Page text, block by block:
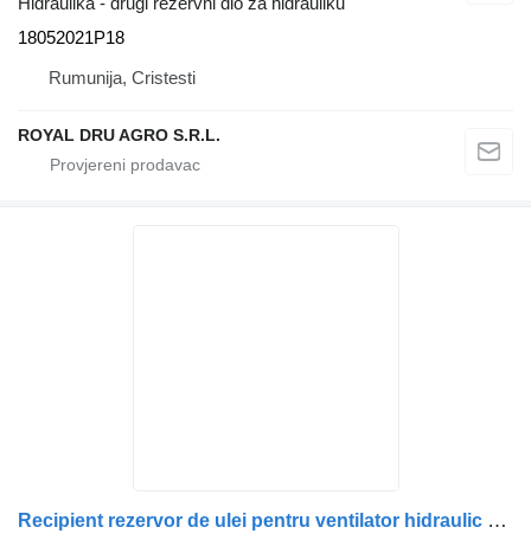
18052021P18
Rumunija, Cristesti
ROYAL DRU AGRO S.R.L.
Recipient rezervor de ulei pentru ventilator hidraulic hidraulični rezervoar za Scania 13167 3000 kamiona